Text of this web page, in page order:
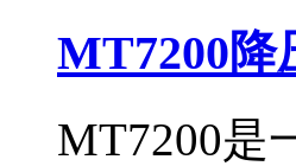
MT7200降
MT7200是